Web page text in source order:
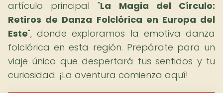
artículo principal "La Magia del Círculo:
Retiros de Danza Folclórica en Europa del
Este", donde exploramos la emotiva danza
folclórica en esta región. Prepárate para un
viaje único que despertará tus sentidos y tu
curiosidad. ¡La aventura comienza aquí!